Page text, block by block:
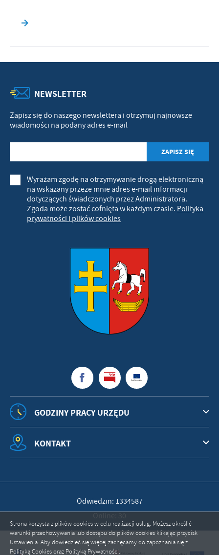
NEWSLETTER
Zapisz się do naszego newslettera i otrzymuj najnowsze
wiadomości na podany adres e-mail
Wyrażam zgodę na otrzymywanie drogą elektroniczną
na wskazany przeze mnie adres e-mail informacji
dotyczących świadczonych przez Administratora.
Zgoda może zostać cofnięta w każdym czasie. Polityka
prywatności i plików cookies
GODZINY PRACY URZĘDU
KONTAKT
Odwiedzin: 1334587
Strona korzysta z plików cookies w celu realizacji usług. Możesz określić
warunki przechowywania lub dostępu do plików cookies klikając przycisk
Ustawienia. Aby dowiedzieć się więcej zachęcamy do zapoznania się z
Polityką Cookies oraz Polityką Prywatności.